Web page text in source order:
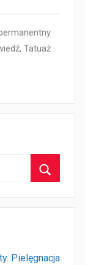
, Tatuaż
Pielęgnacja